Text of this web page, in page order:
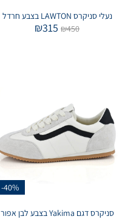
נעלי סניקרס LAWTON בצבע חרדל
₪450
₪315
-40%
סניקרס דגם Yakima בצבע לבן אפור